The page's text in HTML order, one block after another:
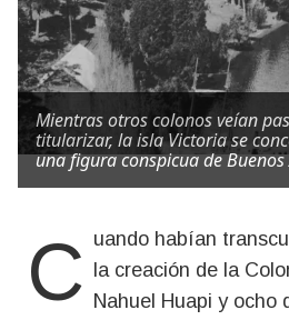
Mientras otros colonos veían
titularizar, la isla Victoria se
una figura conspicua de Buenos
Cuando habían transcurrido 25 años desde
la creación de la
Nahuel Huapi y ocho